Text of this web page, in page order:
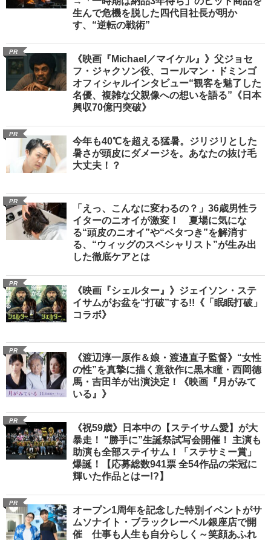
生んで危機を脱した四代目社長が明か
す、“逆転の戦術”
PR
《映画『Michael／マイケル』》父ジョセ
フ・ジャクソン役、コールマン・ドミンゴ
オフィシャルインタビュー“観客を魅了した
名優、複雑な父親像への想いを語る”《日本
興収70億円突破》
PR
今年も40℃を超える猛暑。ジリジリとした
暑さが頭皮にダメージを。あなたの抜け毛
大丈夫！？
PR
「えっ、こんなに変わるの？」36歳男性ラ
イターのニオイが激変！ 夏場に気にな
る“頭皮のニオイ”や“ベタつき”を解消す
る、“ウィッグのスペシャリスト”が生み出
した徹底ケアとは
PR
《映画『シェルター』》ジェイソン・ステ
イサムがお盆を“打破”する!!《「眠眠打破」
コラボ》
PR
《渡辺淳一原作＆娘・渡邉直子監督》“女性
の性”を真摯に描く意欲作に黒木瞳・西岡德
馬・吉田羊が出演決定！《映画『月がみて
いる』》
PR
《祝59歳》日本中の【ステイサム愛】が大
暴走！ “勝手に”生誕祭試写会開催！ 主演も
助演も全部ステイサム！「ステサミー賞」
爆誕！【応募総数941票 全54作品の栄冠に
輝いた作品とはー!?】
PR
オープン1周年を記念した特別イベントがサ
ムソナイト・ブラックレーベル銀座店で開
催 仕事も人生も自分らしく～笑顔あふれ